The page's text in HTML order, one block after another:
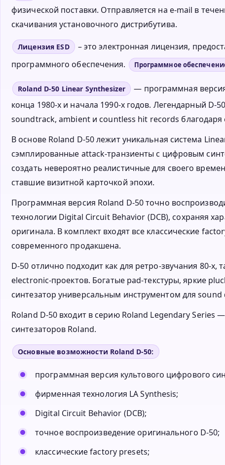
физической поставки. Отправляется на e-mail в
скачивания установочного дистрибутива.
Лицензия ESD
– это электронная лицензия,
программного обеспечения.
Программное
Roland D-50 Linear Synthesizer
— программная
конца 1980-х и начала 1990-х годов. Легендарный D-
soundtrack, ambient и countless hit records
В основе Roland D-50 лежит уникальная система
сэмплированные attack-транзиенты с цифровым
создать невероятно реалистичные для своего
ставшие визитной карточкой эпохи.
Программная версия Roland D-50 точно
технологии Digital Circuit Behavior (DCB), сохраняя
оригинала. В комплект входят все классические
современного продакшена.
D-50 отлично подходит как для ретро-звучания 80-
electronic-проектов. Богатые pad-текстуры, яркие
синтезатор универсальным инструментом для
Roland D-50 входит в серию Roland Legendary
синтезаторов Roland.
Основные возможности Roland D-50:
программная версия культового цифрового
фирменная технология LA Synthesis;
Digital Circuit Behavior (DCB);
точное воспроизведение оригинального D-50;
классические factory presets;